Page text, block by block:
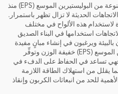
لقد ظهرت ألواح الساندويتش المصنوعة من البوليستيرين الموسع (EPS) منذ
الحديثة لا تزال تظهر باستمرار.
هذه الألواح في مختلف
استخدامها في البناء الصديق
بالبيئة ويرغبون في إنشاء مبانٍ مفيدة
للكوكب. وبما أن ألواح البوليستيرين الموسع (EPS) خفيفة الوزن وتوفِّر
فهي تساعد في الحفاظ على الدفء في
يقلل من استهلاك الطاقة اللازمة
للحد من انبعاثات الكربون وإنقاذ